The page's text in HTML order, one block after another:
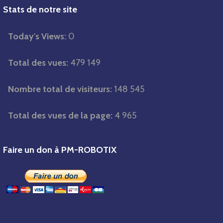
Stats de notre site
Today's Views: 0
Total des vues: 479 149
Nombre total de visiteurs: 148 545
Total des vues de la page: 4 965
Faire un don à PM-ROBOTIX